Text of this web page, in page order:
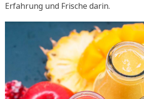
Erfahrung und Frische darin.